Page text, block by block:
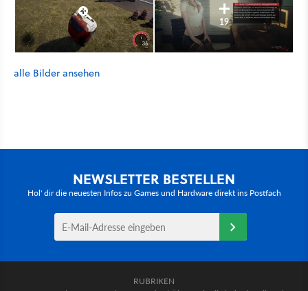
19
alle Bilder ansehen
NEWSLETTER BESTELLEN
Hol' dir die neuesten Infos zu Games und Hardware direkt ins Postfach
RUBRIKEN